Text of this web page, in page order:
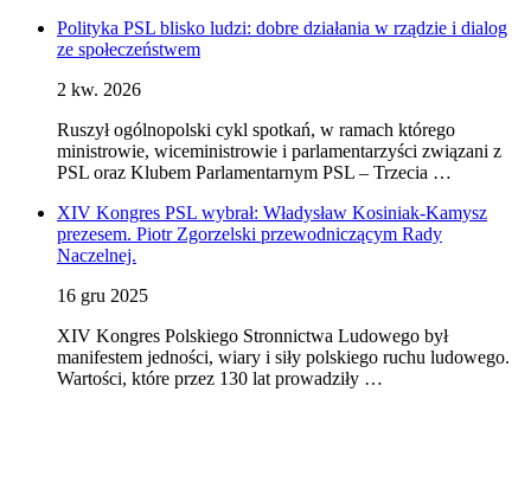
Polityka PSL blisko ludzi: dobre działania w rządzie i dialog
ze społeczeństwem
2 kw. 2026
Ruszył ogólnopolski cykl spotkań, w ramach którego
ministrowie, wiceministrowie i parlamentarzyści związani z
PSL oraz Klubem Parlamentarnym PSL – Trzecia …
XIV Kongres PSL wybrał: Władysław Kosiniak-Kamysz
prezesem. Piotr Zgorzelski przewodniczącym Rady
Naczelnej.
16 gru 2025
XIV Kongres Polskiego Stronnictwa Ludowego był
manifestem jedności, wiary i siły polskiego ruchu ludowego.
Wartości, które przez 130 lat prowadziły …